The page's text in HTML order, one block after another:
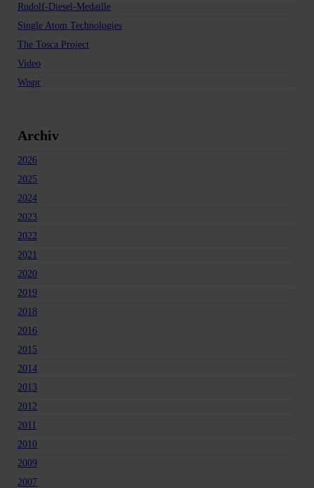
Rudolf-Diesel-Medaille
Single Atom Technologies
The Tosca Project
Video
Wispr
Archiv
2026
2025
2024
2023
2022
2021
2020
2019
2018
2016
2015
2014
2013
2012
2011
2010
2009
2007